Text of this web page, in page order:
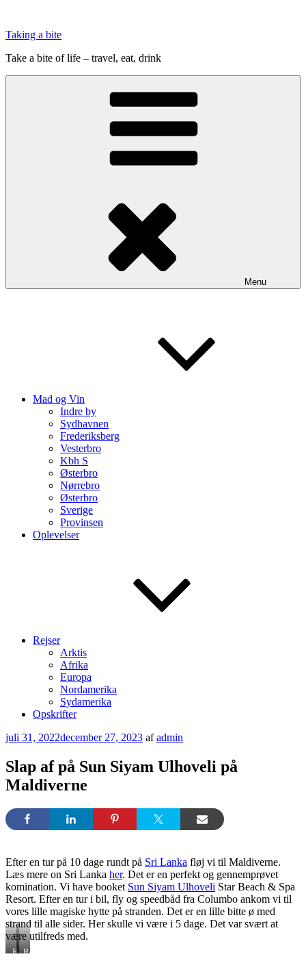
indhold
Taking a bite
Take a bite of life – travel, eat, drink
Menu
Mad og Vin
Indre by
Sydhavnen
Frederiksberg
Vesterbro
Kbh S
Østerbro
Nørrebro
Østerbro
Sverige
Provinsen
Oplevelser
Rejser
Arktis
Afrika
Europa
Nordamerika
Sydamerika
Opskrifter
Udgivet
juli 31, 2022december 27, 2023 afadmin
Slap af på Sun Siyam Ulhoveli på
Maldiverne
Efter en tur på 10 dage rundt på Sri Lanka fløj vi til Maldiverne.
Læs mere on Sri Lanka her. Det er en perfekt og gennemprøvet
komination. Vi have booket Sun Siyam Ulhoveli Star Beach & Spa
Resort. Efter en tur i bil, fly og speedbåd fra Columbo ankom vi til
vores lille magiske hytte på stranden. Det er en lille bitte ø med
strand til alle sider. Her skulle vi være i 5 dage. Det var svært at
være utilfreds med.
Resortet
Resortet